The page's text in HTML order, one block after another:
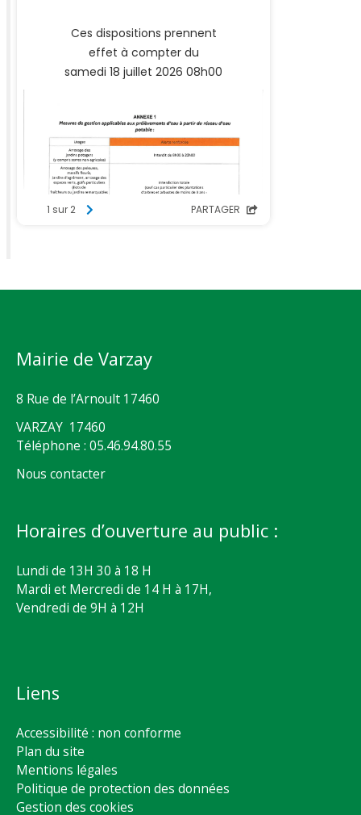
Mairie de Varzay
8 Rue de l’Arnoult 17460
VARZAY 17460
Téléphone : 05.46.94.80.55
Nous contacter
Horaires d’ouverture au public :
Lundi de 13H 30 à 18 H
Mardi et Mercredi de 14 H à 17H,
Vendredi de 9H à 12H
Liens
Accessibilité : non conforme
Plan du site
Mentions légales
Politique de protection des données
Gestion des cookies